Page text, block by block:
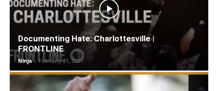
Documenting Hate: Charlottesville |
FRONTLINE
Ninja - February 21, 2021